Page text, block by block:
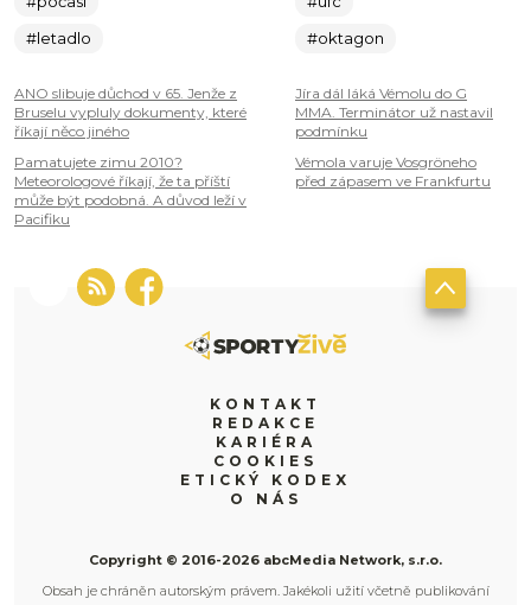
#letadlo
ANO slibuje důchod v 65. Jenže z
Bruselu vypluly dokumenty, které
říkají něco jiného
Pamatujete zimu 2010?
Meteorologové říkají, že ta příští
může být podobná. A důvod leží v
Pacifiku
#oktagon
Jíra dál láká Vémolu do G
MMA. Terminátor už nastavil
podmínku
Vémola varuje Vosgröneho
před zápasem ve Frankfurtu
KONTAKT
REDAKCE
KARIÉRA
COOKIES
ETICKÝ KODEX
O NÁS
Copyright © 2016-2026 abcMedia Network, s.r.o.
Obsah je chráněn autorským právem. Jakékoli užití včetně publikování